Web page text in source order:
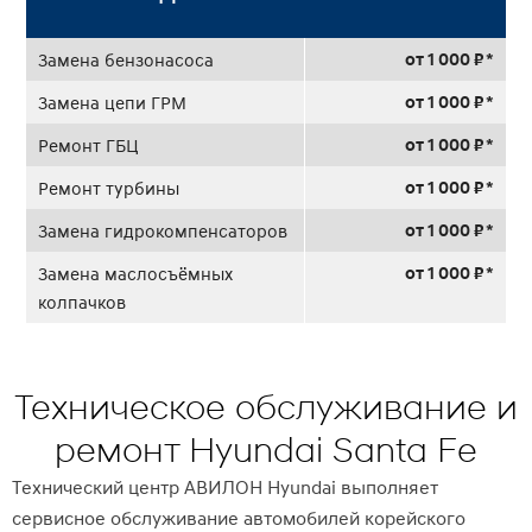
Замена бензонасоса от 1 000 ₽ *
Замена цепи ГРМ от 1 000 ₽ *
Ремонт ГБЦ от 1 000 ₽ *
Ремонт турбины от 1 000 ₽ *
Замена гидрокомпенсаторов от 1 000 ₽ *
Замена маслосъёмных
колпачков
от 1 000 ₽ *
Техническое обслуживание и
ремонт Hyundai Santa Fe
Технический центр АВИЛОН Hyundai выполняет
сервисное обслуживание автомобилей корейского